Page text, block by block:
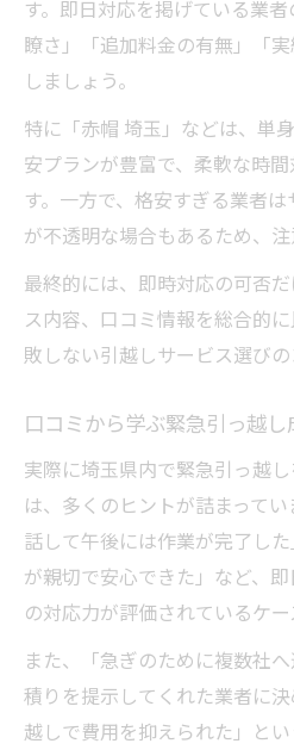
す。即日対応を掲げている業
瞭さ」「追加料金の有無」「
しましょう。
特に「赤帽 埼玉」などは、単
安プランが豊富で、柔軟な時
す。一方で、格安すぎる業者
が不透明な場合もあるため、注
最終的には、即時対応の可否
ス内容、口コミ情報を総合的
敗しない引越しサービス選びの
口コミから学ぶ緊急引っ越し
実際に埼玉県内で緊急引っ越
は、多くのヒントが詰まって
話して午後には作業が完了し
が親切で安心できた」など、
の対応力が評価されているケー
また、「急ぎのために複数社
積りを提示してくれた業者に
越しで費用を抑えられた」と